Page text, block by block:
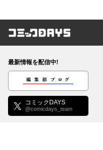
コミックDAYS
最新情報を配信中!
編集部ブログ
コミックDAYS
@comicdays_team